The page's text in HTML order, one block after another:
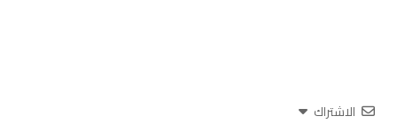
الاشتراك